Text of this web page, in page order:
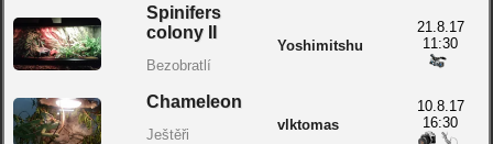
Spinifers
colony II
Bezobratlí
Yoshimitshu
21.8.17
11:30
Chameleon
Ještěři
vlktomas
10.8.17
16:30